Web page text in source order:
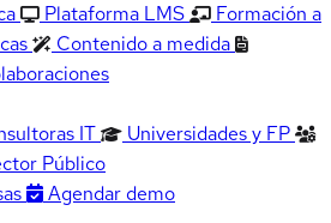
Plataforma LMS
Formación a
Contenido a medida
IT
Universidades y FP
Público
Agendar demo